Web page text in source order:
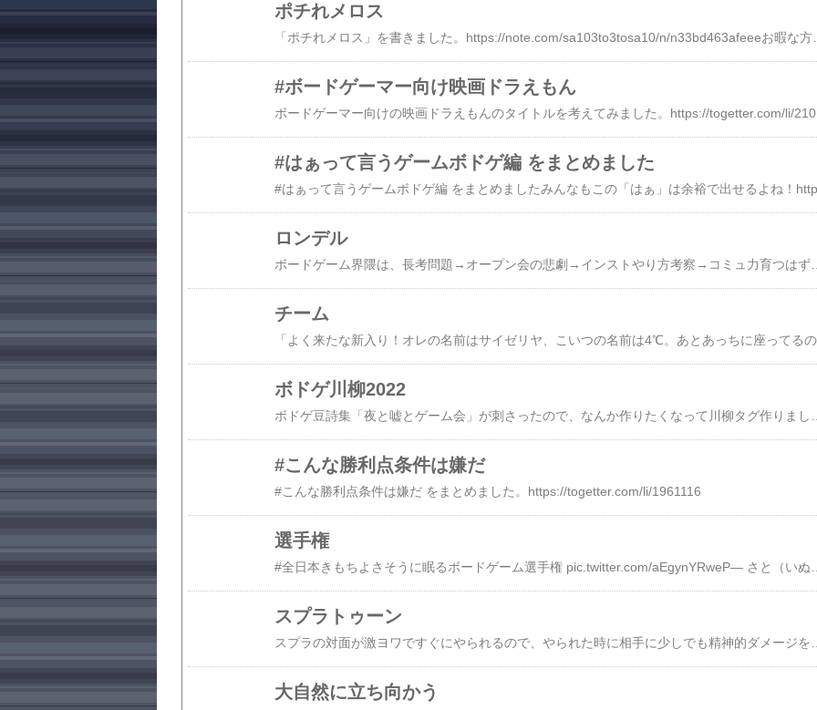
ポチれメロス
「ポチれメロス」を書きました。https://note.com/sa103to3tosa10/n/n33bd463afeeeお暇な方、どうぞ
#ボードゲーマー向け映画ドラえもん
ボードゲーマー
#はぁって言うゲームボドゲ編 をまとめました
ロンデル
ボードゲーム界隈は、長考問題→オープン会の悲劇→インストやり方考察→コミュ力育つはずがヤバいやつ多くね？問題→ネガティブ批評するべきか→初心者向けのゲームとは問題 の流れをメインにロンデルを組んで順次アクションを打つことで活性化されています。https://twitter.com/sa103to3tosa10/status/1630075971125616640?s=20
チーム
「よく来たな新入り！オレの名前はサイゼリヤ、こいつの名前は
ボドゲ川柳2022
#こんな勝利点条件は嫌だ
#こんな勝利点条件は嫌だ をまとめました。https://togetter.com/li/1961116
選手権
スプラトゥーン
大自然に立ち向かう